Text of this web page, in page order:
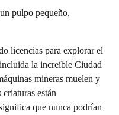
licencias para explorar el
la increíble Ciudad
mineras muelen y
criaturas están
que nunca podrían